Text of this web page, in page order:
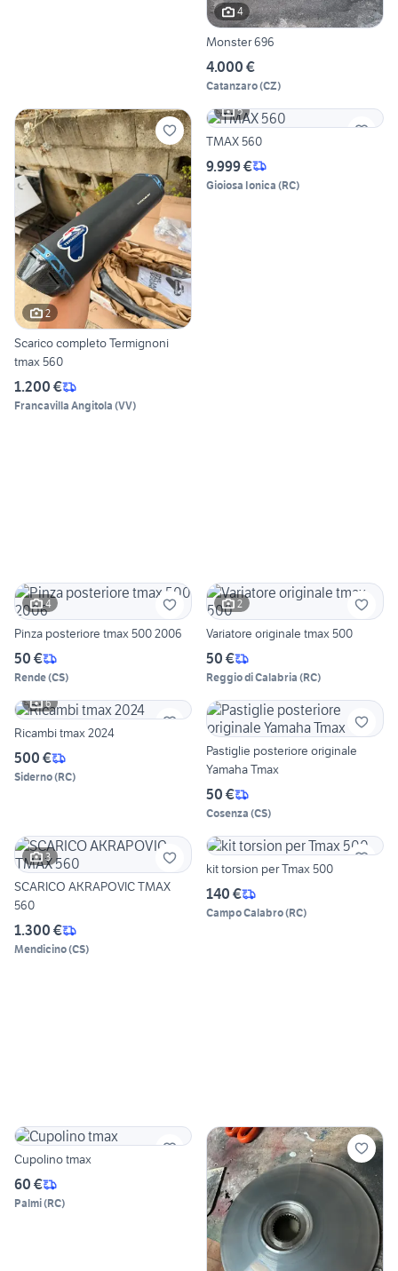
4
Monster 696
4.000 €
Catanzaro(CZ)
2
Scarico completo Termignoni
tmax 560
1.200 €
Francavilla Angitola (VV)
5
TMAX 560
9.999 €
Gioiosa Ionica (RC)
4
Pinza posteriore tmax 500 2006
50 €
Rende(CS)
2
Variatore originale tmax 500
50 €
Reggio di Calabria (RC)
6
Ricambi tmax 2024
500 €
Siderno(RC)
Pastiglie posteriore originale
Yamaha Tmax
50 €
Cosenza (CS)
3
SCARICO AKRAPOVIC TMAX
560
1.300 €
Mendicino(CS)
kit torsion per Tmax 500
140 €
Campo Calabro(RC)
Cupolino tmax
60 €
Palmi(RC)